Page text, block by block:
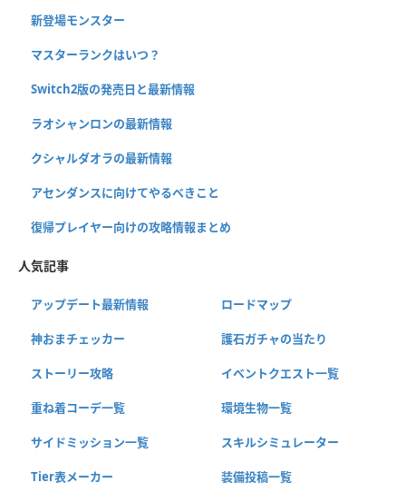
新登場モンスター
マスターランクはいつ？
Switch2版の発売日と最新情報
ラオシャンロンの最新情報
クシャルダオラの最新情報
アセンダンスに向けてやるべきこと
復帰プレイヤー向けの攻略情報まとめ
人気記事
アップデート最新情報 ロードマップ
神おまチェッカー 護石ガチャの当たり
ストーリー攻略 イベントクエスト一覧
重ね着コーデ一覧 環境生物一覧
サイドミッション一覧 スキルシミュレーター
Tier表メーカー 装備投稿一覧